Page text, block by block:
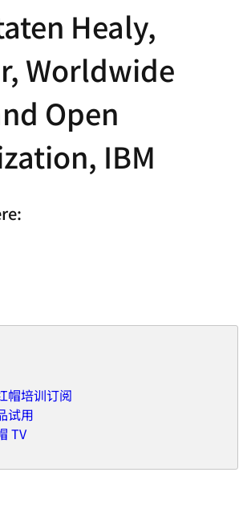
Healy,
Worldwide
Open
IBM
帽培训订阅
试用
TV